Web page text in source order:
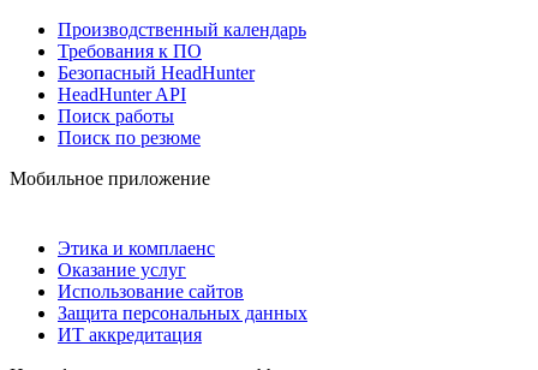
Производственный календарь
Требования к ПО
Безопасный HeadHunter
HeadHunter API
Поиск работы
Поиск по резюме
Мобильное приложение
Этика и комплаенс
Оказание услуг
Использование сайтов
Защита персональных данных
ИТ аккредитация